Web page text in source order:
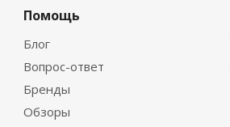
Помощь
Блог
Вопрос-ответ
Бренды
Обзоры